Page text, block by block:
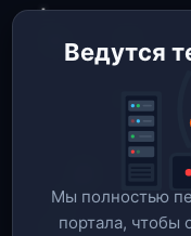
Ведутся
Мы полностью
портала, чтобы